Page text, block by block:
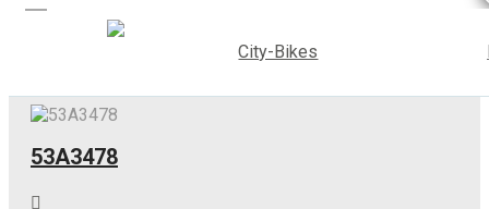
53A3478